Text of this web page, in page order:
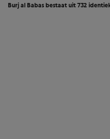
Burj al Babas bestaat uit 732